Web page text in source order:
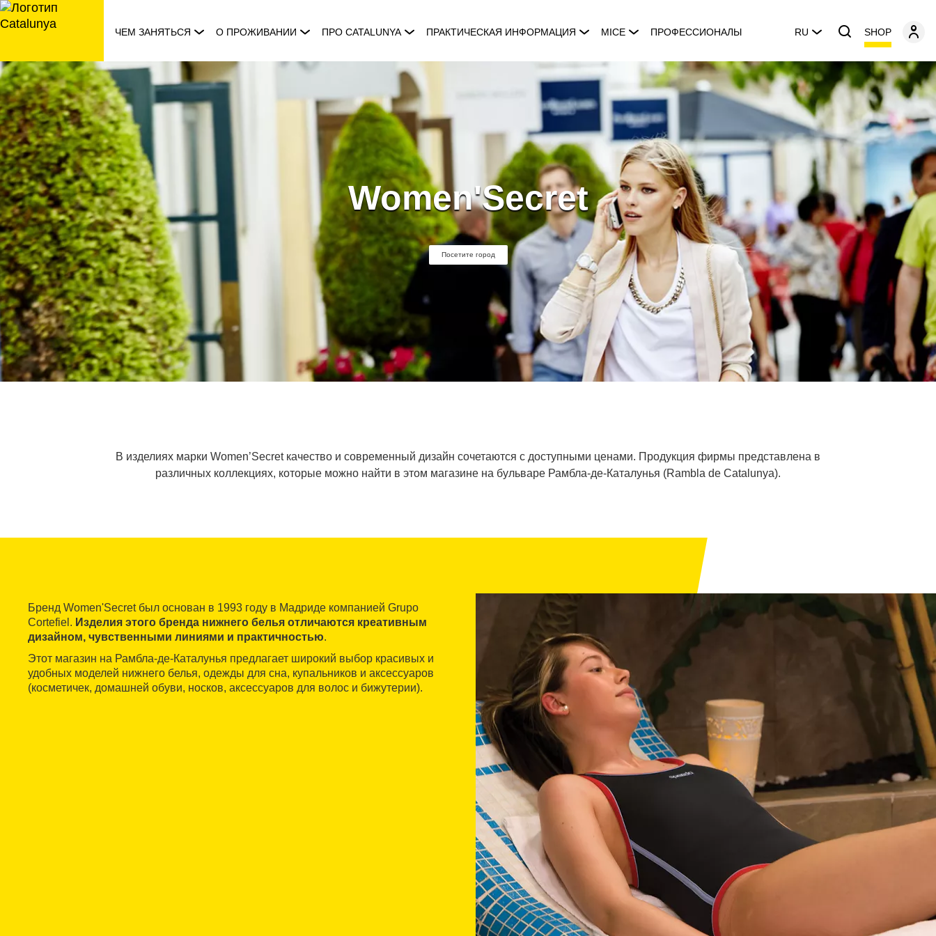
перейти
к
ЧЕМ ЗАНЯТЬСЯ О ПРОЖИВАНИИ ПРО CATALUNYA ПРАКТИЧЕСКАЯ ИНФОРМАЦИЯ MICE ПРОФЕССИОНАЛЫ RU SHOP
Women'Secret
Посетите город
В изделиях марки Women’Secret качество и современный дизайн сочетаются с доступными ценами. Продукция фирмы представлена в
различных коллекциях, которые можно найти в этом магазине на бульваре Рамбла-де-Каталунья (Rambla de Catalunya).
Бренд Women'Secret был основан в 1993 году в Мадриде компанией Grupo
Cortefiel. Изделия этого бренда нижнего белья отличаются креативным
дизайном, чувственными линиями и практичностью.
Этот магазин на Рамбла-де-Каталунья предлагает широкий выбор красивых и
удобных моделей нижнего белья, одежды для сна, купальников и аксессуаров
(косметичек, домашней обуви, носков, аксессуаров для волос и бижутерии).